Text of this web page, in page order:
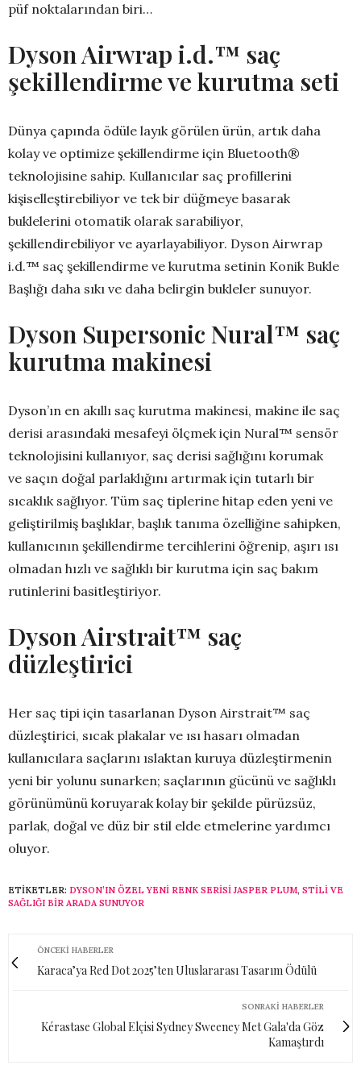
püf noktalarından biri…
Dyson Airwrap i.d.™ saç
şekillendirme ve kurutma seti
Dünya çapında ödüle layık görülen ürün, artık daha
kolay ve optimize şekillendirme için Bluetooth®
teknolojisine sahip. Kullanıcılar saç profillerini
kişiselleştirebiliyor ve tek bir düğmeye basarak
buklelerini otomatik olarak sarabiliyor,
şekillendirebiliyor ve ayarlayabiliyor. Dyson Airwrap
i.d.™ saç şekillendirme ve kurutma setinin Konik Bukle
Başlığı daha sıkı ve daha belirgin bukleler sunuyor.
Dyson Supersonic Nural™ saç
kurutma makinesi
Dyson’ın en akıllı saç kurutma makinesi, makine ile saç
derisi arasındaki mesafeyi ölçmek için Nural™ sensör
teknolojisini kullanıyor, saç derisi sağlığını korumak
ve saçın doğal parlaklığını artırmak için tutarlı bir
sıcaklık sağlıyor. Tüm saç tiplerine hitap eden yeni ve
geliştirilmiş başlıklar, başlık tanıma özelliğine sahipken,
kullanıcının şekillendirme tercihlerini öğrenip, aşırı ısı
olmadan hızlı ve sağlıklı bir kurutma için saç bakım
rutinlerini basitleştiriyor.
Dyson Airstrait™ saç
düzleştirici
Her saç tipi için tasarlanan Dyson Airstrait™ saç
düzleştirici, sıcak plakalar ve ısı hasarı olmadan
kullanıcılara saçlarını ıslaktan kuruya düzleştirmenin
yeni bir yolunu sunarken; saçlarının gücünü ve sağlıklı
görünümünü koruyarak kolay bir şekilde pürüzsüz,
parlak, doğal ve düz bir stil elde etmelerine yardımcı
oluyor.
ETIKETLER: DYSON’IN ÖZEL YENI RENK SERISI JASPER PLUM, STILI VE
SAĞLIĞI BIR ARADA SUNUYOR
ÖNCEKI HABERLER
Karaca’ya Red Dot 2025’ten Uluslararası Tasarım Ödülü
SONRAKI HABERLER
Kérastase Global Elçisi Sydney Sweeney Met Gala'da Göz
Kamaştırdı